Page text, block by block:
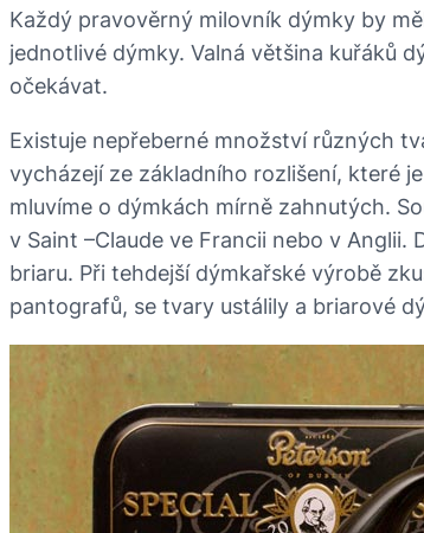
Každý pravověrný milovník dýmky by
jednotlivé dýmky. Valná většina kuřáků
očekávat.
Existuje nepřeberné množství různých
vycházejí ze základního rozlišení, které
mluvíme o dýmkách mírně zahnutých.
v Saint –Claude ve Francii nebo v
briaru. Při tehdejší dýmkařské výrobě
pantografů, se tvary ustálily a briarové